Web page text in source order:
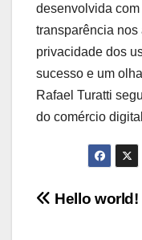
desenvolvida
transparência nos
privacidade dos
sucesso e um
Rafael Turatti
do comércio
Hello world!